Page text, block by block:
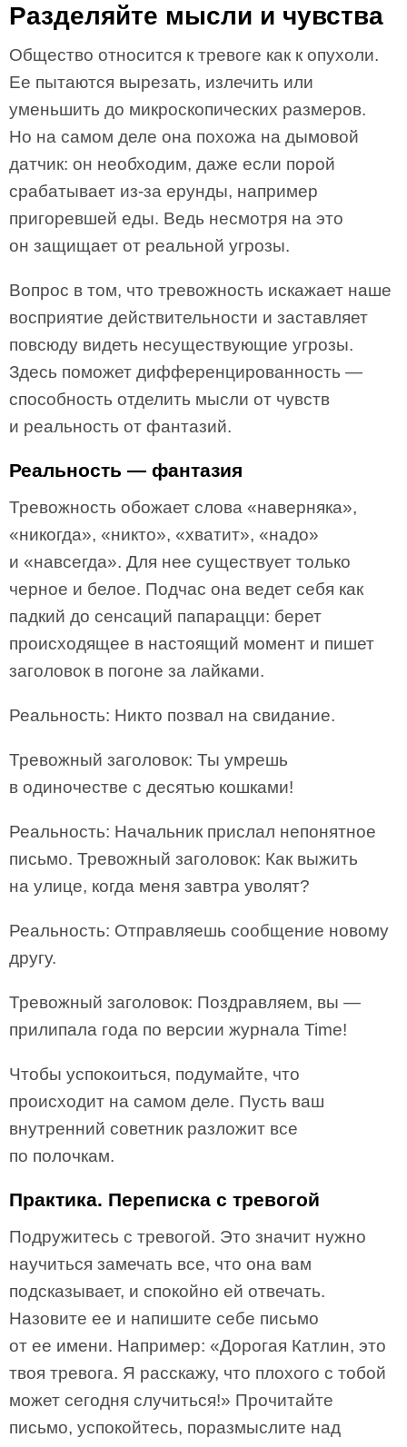
Разделяйте мысли и чувства
Общество относится к тревоге как к опухоли.
Ее пытаются вырезать, излечить или
уменьшить до микроскопических размеров.
Но на самом деле она похожа на дымовой
датчик: он необходим, даже если порой
срабатывает из-за ерунды, например
пригоревшей еды. Ведь несмотря на это
он защищает от реальной угрозы.
Вопрос в том, что тревожность искажает наше
восприятие действительности и заставляет
повсюду видеть несуществующие угрозы.
Здесь поможет дифференцированность —
способность отделить мысли от чувств
и реальность от фантазий.
Реальность — фантазия
Тревожность обожает слова «наверняка»,
«никогда», «никто», «хватит», «надо»
и «навсегда». Для нее существует только
черное и белое. Подчас она ведет себя как
падкий до сенсаций папарацци: берет
происходящее в настоящий момент и пишет
заголовок в погоне за лайками.
Реальность: Никто позвал на свидание.
Тревожный заголовок: Ты умрешь
в одиночестве с десятью кошками!
Реальность: Начальник прислал непонятное
письмо. Тревожный заголовок: Как выжить
на улице, когда меня завтра уволят?
Реальность: Отправляешь сообщение новому
другу.
Тревожный заголовок: Поздравляем, вы —
прилипала года по версии журнала Time!
Чтобы успокоиться, подумайте, что
происходит на самом деле. Пусть ваш
внутренний советник разложит все
по полочкам.
Практика. Переписка с тревогой
Подружитесь с тревогой. Это значит нужно
научиться замечать все, что она вам
подсказывает, и спокойно ей отвечать.
Назовите ее и напишите себе письмо
от ее имени. Например: «Дорогая Катлин, это
твоя тревога. Я расскажу, что плохого с тобой
может сегодня случиться!» Прочитайте
письмо, успокойтесь, поразмыслите над